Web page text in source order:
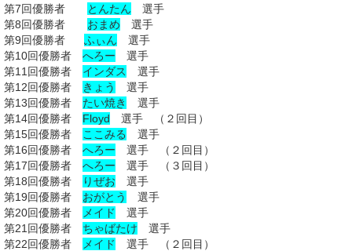
第7回優勝者
とんたん 選手
第8回優勝者 おまめ 選手
第9回優勝者 ふぃん 選手
第10回優勝者 へろー 選手
第11回優勝者 インダス
選手
第12回優勝者
きょう
選手
第13回優勝者 たい焼き
選手
第14回優勝者 Floyd 選手 （２回目）
第15回優勝者
ここみる
選手
第16回優勝者 へろー 選手 （２回目）
第17回優勝者 へろー 選手 （３回目）
第18回優勝者
りぜお 選手
第19回優勝者 おがとう
選手
第20回優勝者
メイド
選手
第21回優勝者 ちゃばたけ 選手
第22回優勝者
メイド
選手 （２回目）